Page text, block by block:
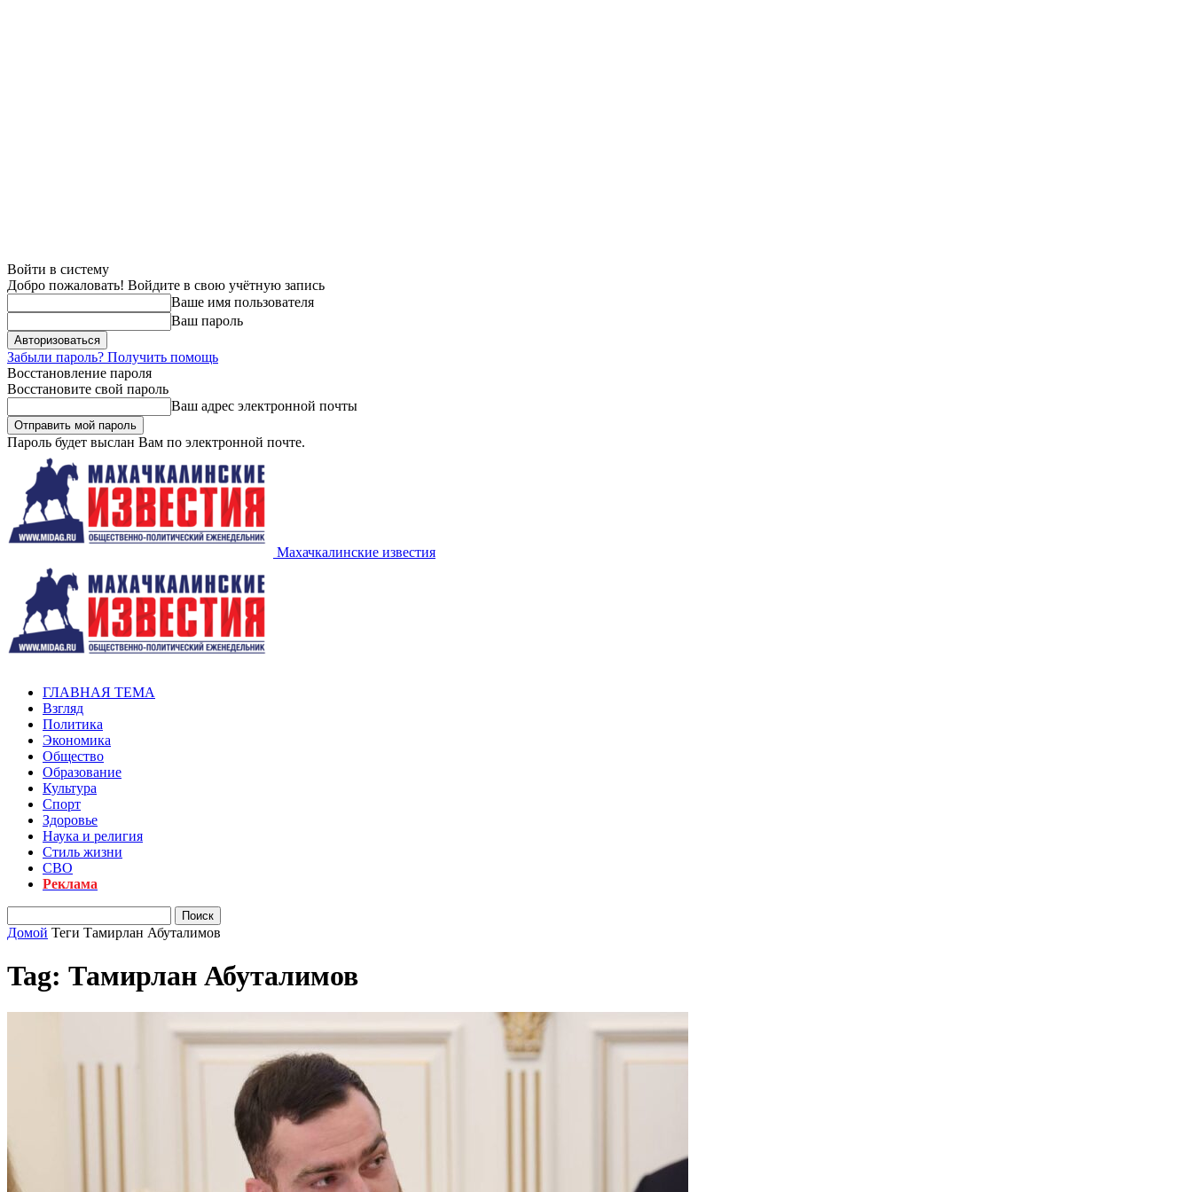
Войти в систему
Добро пожаловать! Войдите в свою учётную запись
Ваше имя пользователя
Ваш пароль
Забыли пароль? Получить помощь
Восстановление пароля
Восстановите свой пароль
Ваш адрес электронной почты
Пароль будет выслан Вам по электронной почте.
Махачкалинские известия
ГЛАВНАЯ ТЕМА
Взгляд
Политика
Экономика
Общество
Образование
Культура
Спорт
Здоровье
Наука и религия
Стиль жизни
СВО
Реклама
Домой Теги Тамирлан Абуталимов
Tag: Тамирлан Абуталимов